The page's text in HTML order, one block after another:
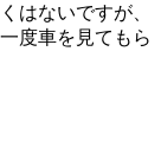
はないですが、
度車を見てもら